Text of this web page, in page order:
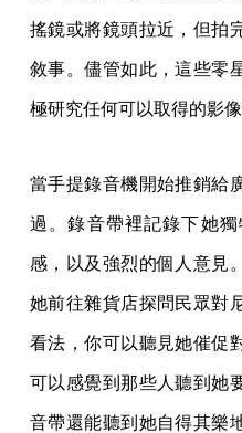
搖鏡或將鏡頭拉近，但拍
敘事。儘管如此，這些零
極研究任何可以取得的影像
當手提錄音機開始推銷給
過。錄音帶裡記錄下她
感，以及強烈的個人意見
她前往雜貨店探問民眾對
看法，你可以聽見她催促
可以感覺到那些人聽到她
音帶還能聽到她自得其樂